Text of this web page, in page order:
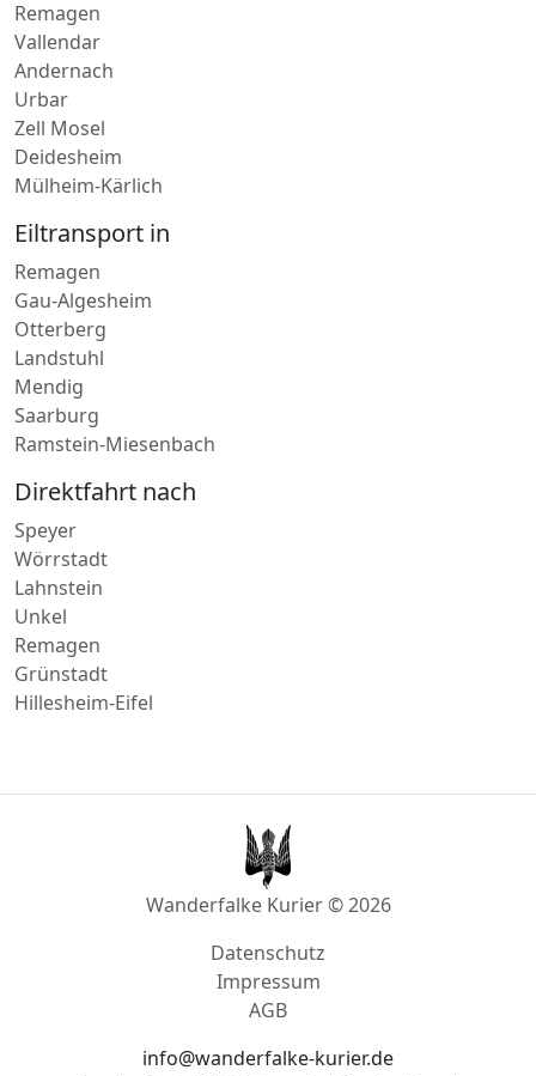
Andernach
Urbar
Zell Mosel
Deidesheim
Mülheim-Kärlich
Eiltransport in
Gau-Algesheim
Otterberg
Landstuhl
Mendig
Saarburg
Ramstein-Miesenbach
Direktfahrt nach
Wörrstadt
Lahnstein
Unkel
Remagen
Grünstadt
Hillesheim-Eifel
Wanderfalke Kurier © 2026
Datenschutz
AGB
info@wanderfalke-kurier.de
Akzeptierte Zahlungsmethoden: